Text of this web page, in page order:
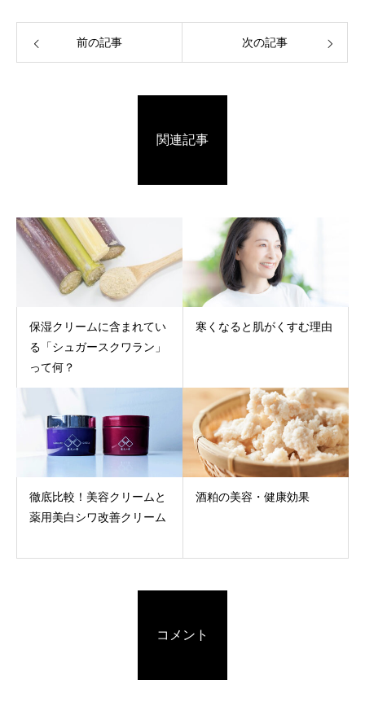
前の記事 次の記事
関連記事
保湿クリームに含まれてい
る「シュガースクワラン」
って何？
寒くなると肌がくすむ理由
徹底比較！美容クリームと
薬用美白シワ改善クリーム
酒粕の美容・健康効果
コメント